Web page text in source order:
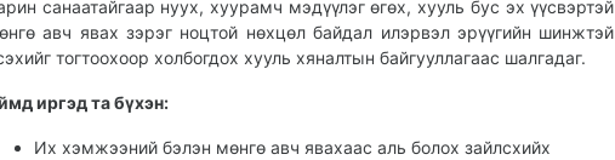
санаатайгаар нуух, хуурамч мэдүүлэг өгөх, хууль бус эх үүсвэртэй
авч явах зэрэг ноцтой нөхцөл байдал илэрвэл эрүүгийн шинжтэй
тогтоохоор холбогдох хууль хяналтын байгууллагаас шалгадаг.
иргэд та бүхэн:
Их хэмжээний бэлэн мөнгө авч явахаас аль болох зайлсхийх